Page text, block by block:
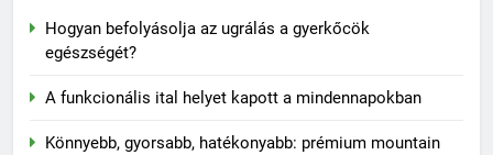
Hogyan befolyásolja az ugrálás a gyerkőcök
egészségét?
A funkcionális ital helyet kapott a mindennapokban
Könnyebb, gyorsabb, hatékonyabb: prémium mountain